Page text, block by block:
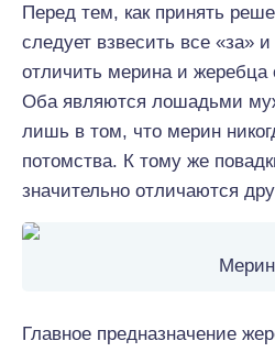
Перед тем, как принять
следует взвесить все «за»
отличить мерина и
Оба являются лошадьми
лишь в том, что мерин
потомства. К тому же
значительно отличаются
Мерин
Главное предназначение